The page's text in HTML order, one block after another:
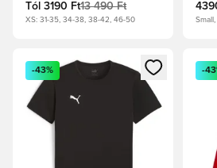
Tól 3190 Ft13 490 Ft
XS: 31-35, 34-38, 38-42, 46-50
Megnyit egy modált a
-43% -